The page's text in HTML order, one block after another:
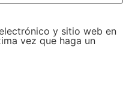
y sitio web en
vez que haga un